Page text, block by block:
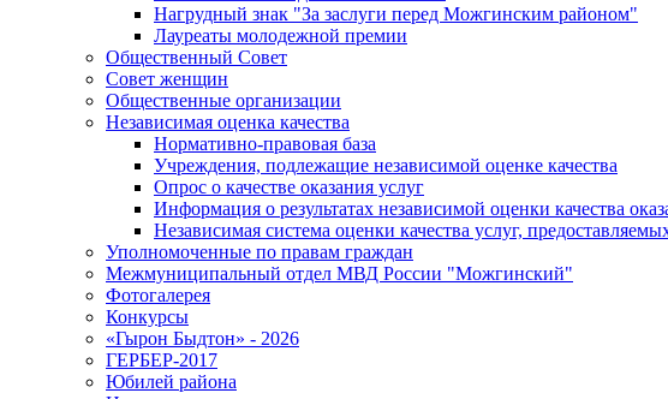
Нагрудный знак "За заслуги перед Можгинским районом"
Лауреаты молодежной премии
Общественный Совет
Совет женщин
Общественные организации
Независимая оценка качества
Нормативно-правовая база
Учреждения, подлежащие независимой оценке качества
Опрос о качестве оказания услуг
Информация о результатах независимой оценки качества
Независимая система оценки качества услуг,
Уполномоченные по правам граждан
Межмуниципальный отдел МВД России "Можгинский"
Фотогалерея
Конкурсы
«Гырон Быдтон» - 2026
ГЕРБЕР-2017
Юбилей района